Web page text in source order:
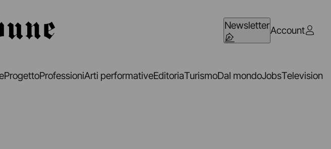
NewsletterAccount
ProgettoProfessioniArti performativeEditoriaTurismoDal mondoJobsTelevision